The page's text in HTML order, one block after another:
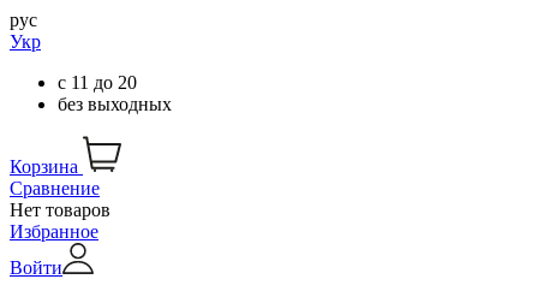
рус
Укр
с 11 до 20
без выходных
Корзина
Сравнение
Нет товаров
Избранное
Войти